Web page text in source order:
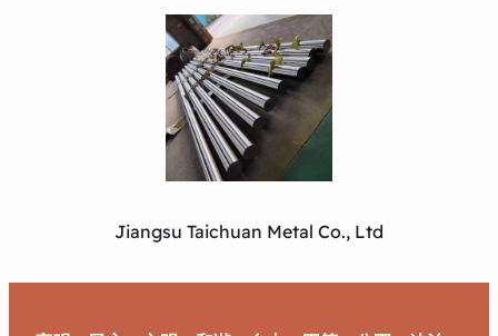
Jiangsu Taichuan Metal Co., Ltd